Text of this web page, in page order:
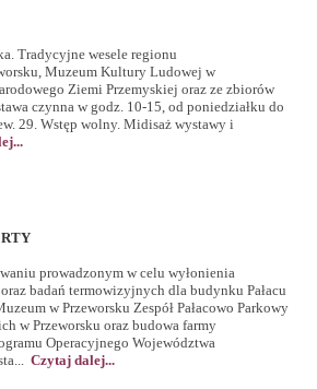
Tradycyjne wesele regionu
Muzeum Kultury Ludowej w
Ziemi Przemyskiej oraz ze zbiorów
czynna w godz. 10-15, od poniedziałku do
29. Wstęp wolny. Midisaż wystawy i
prowadzonym w celu wyłonienia
badań termowizyjnych dla budynku Pałacu
w Przeworsku Zespół Pałacowo Parkowy
w Przeworsku oraz budowa farmy
Operacyjnego Województwa
Czytaj dalej...